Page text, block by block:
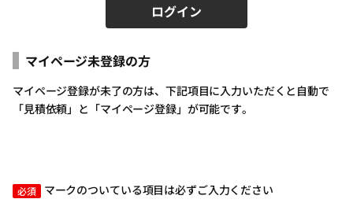
ログイン
マイページ未登録の方
マイページ登録が未了の方は、下記項目に入力いただくと自動で
「見積依頼」と「マイページ登録」が可能です。
必須 マークのついている項目は必ずご入力ください